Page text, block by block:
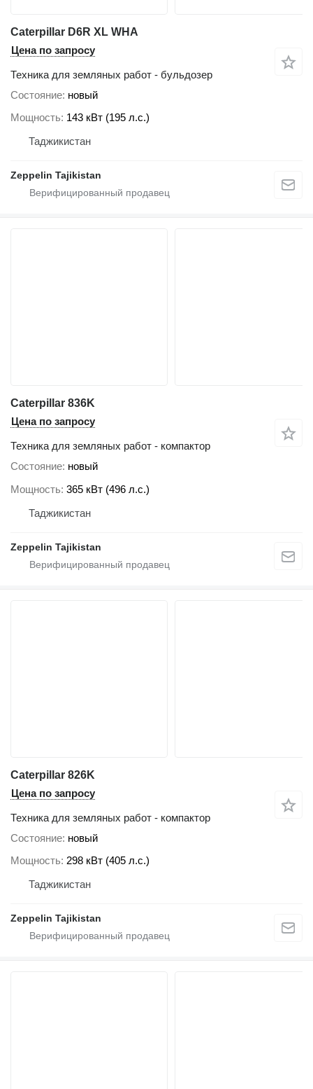
Caterpillar D6R XL WHA
Цена по запросу
Техника для земляных работ - бульдозер
Состояние новый
Мощность 143 кВт (195 л.с.)
Таджикистан
Zeppelin Tajikistan
Caterpillar 836K
Цена по запросу
Техника для земляных работ - компактор
Состояние новый
Мощность 365 кВт (496 л.с.)
Таджикистан
Zeppelin Tajikistan
Caterpillar 826K
Цена по запросу
Техника для земляных работ - компактор
Состояние новый
Мощность 298 кВт (405 л.с.)
Таджикистан
Zeppelin Tajikistan